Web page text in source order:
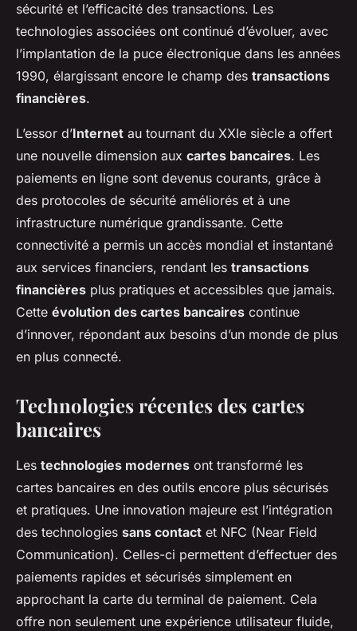
sécurité et l’efficacité des transactions. Les
technologies associées ont continué d’évoluer, avec
l’implantation de la puce électronique dans les années
1990, élargissant encore le champ des transactions
financières.
L’essor d’Internet au tournant du XXIe siècle a offert
une nouvelle dimension aux cartes bancaires. Les
paiements en ligne sont devenus courants, grâce à
des protocoles de sécurité améliorés et à une
infrastructure numérique grandissante. Cette
connectivité a permis un accès mondial et instantané
aux services financiers, rendant les transactions
financières plus pratiques et accessibles que jamais.
Cette évolution des cartes bancaires continue
d’innover, répondant aux besoins d’un monde de plus
en plus connecté.
Technologies récentes des cartes
bancaires
Les technologies modernes ont transformé les
cartes bancaires en des outils encore plus sécurisés
et pratiques. Une innovation majeure est l’intégration
des technologies sans contact et NFC (Near Field
Communication). Celles-ci permettent d’effectuer des
paiements rapides et sécurisés simplement en
approchant la carte du terminal de paiement. Cela
offre non seulement une expérience utilisateur fluide,